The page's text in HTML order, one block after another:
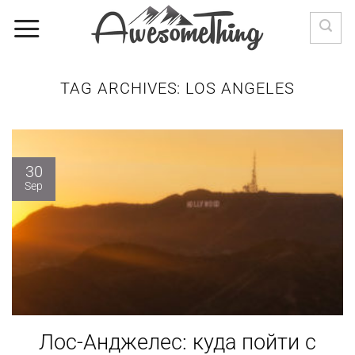
TAG ARCHIVES: LOS ANGELES
Лос-Анджелес: куда пойти с
30
Sep